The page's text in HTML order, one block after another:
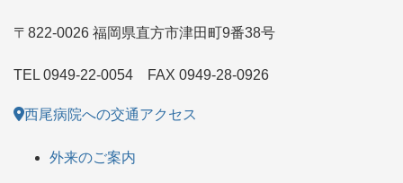
〒822-0026 福岡県直方市津田町9番38号
TEL 0949-22-0054 FAX 0949-28-0926
西尾病院への交通アクセス
外来のご案内